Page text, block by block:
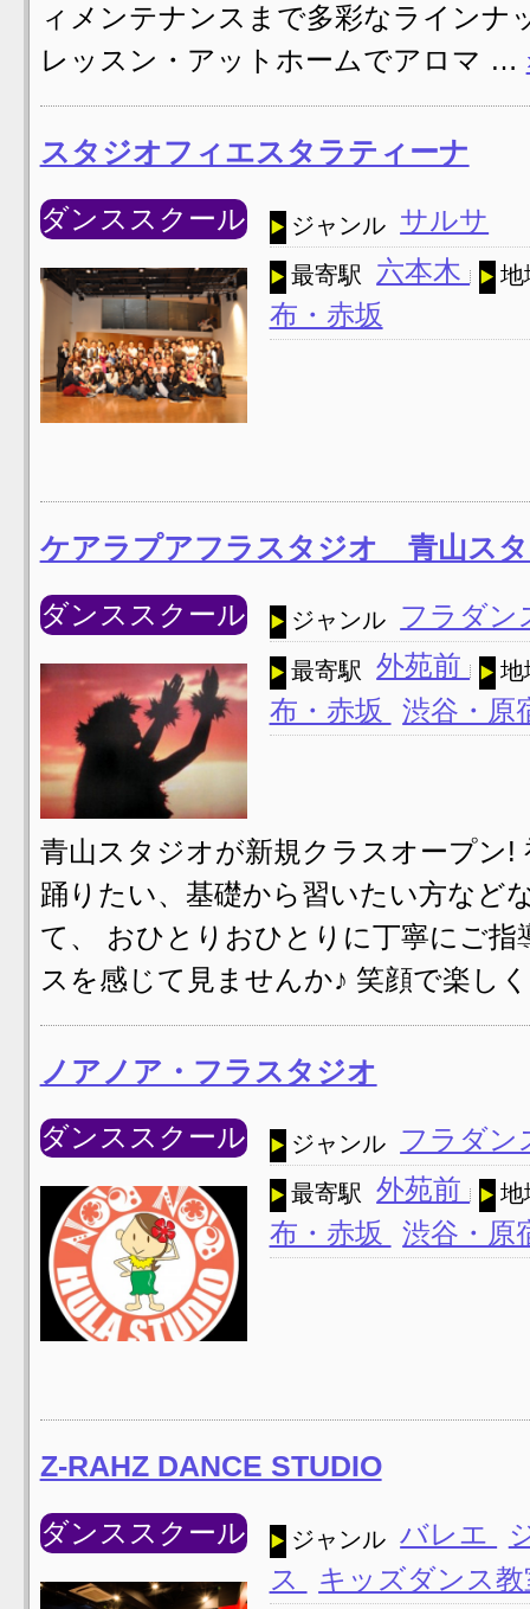
ィメンテナンスまで多彩なラインナ
レッスン・アットホームでアロマ …
スタジオフィエスタラティーナ
ダンススクール ジャンル サルサ
最寄駅 六本木 地
布・赤坂
ケアラプアフラスタジオ 青山ス
ダンススクール ジャンル フラダン
最寄駅 外苑前 地
布・赤坂 渋谷・原
青山スタジオが新規クラスオープン
踊りたい、基礎から習いたい方など
て、 おひとりおひとりに丁寧にご
スを感じて見ませんか♪ 笑顔で楽し
ノアノア・フラスタジオ
ダンススクール ジャンル フラダ
最寄駅 外苑前 地
布・赤坂 渋谷・原
Z-RAHZ DANCE STUDIO
ダンススクール ジャンル バレエ
ス
キッズダンス